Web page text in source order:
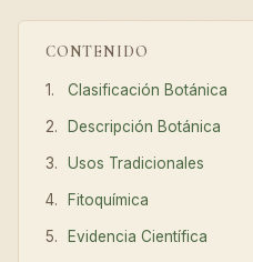
CONTENIDO
Clasificación Botánica
Descripción Botánica
Usos Tradicionales
Fitoquímica
Evidencia Científica